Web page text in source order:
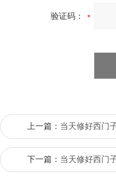
验证码：
上一篇： 当天修好西门
下一篇： 当天修好西门